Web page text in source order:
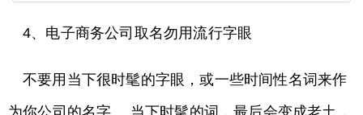
4、电子商务公司取名勿用流行字眼
不要用当下很时髦的字眼，或一些时间性名词来作
为你公司的名字。 当下时髦的词，最后会变成老土，